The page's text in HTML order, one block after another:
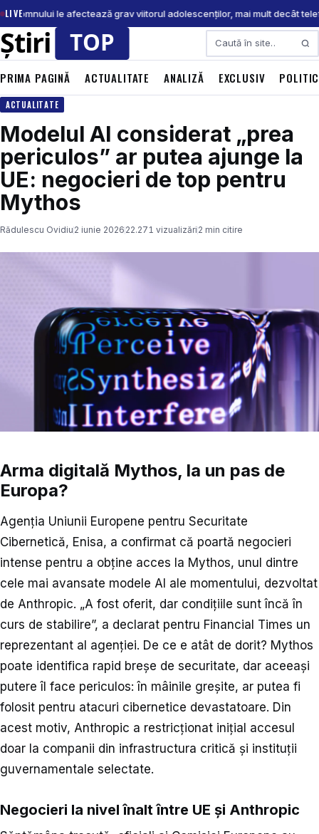
LIVEsomnului le afectează grav viitorul adolescenților, mai mult decât
Caută
PRIMA PAGINĂ ACTUALITATE ANALIZĂ EXCLUSIV
ACTUALITATE
Modelul AI considerat „prea
periculos” ar putea ajunge la
UE: negocieri de top pentru
Mythos
Rădulescu Ovidiu 2 iunie 2026 22.271 vizualizări 2 min citire
Arma digitală Mythos, la un pas de
Europa?
Agenția Uniunii Europene pentru Securitate
Cibernetică, Enisa, a confirmat că poartă negocieri
intense pentru a obține acces la Mythos, unul dintre
cele mai avansate modele AI ale momentului, dezvoltat
de Anthropic. „A fost oferit, dar condițiile sunt încă în
curs de stabilire”, a declarat pentru Financial Times un
reprezentant al agenției. De ce e atât de dorit? Mythos
poate identifica rapid breșe de securitate, dar aceeași
putere îl face periculos: în mâinile greșite, ar putea fi
folosit pentru atacuri cibernetice devastatoare. Din
acest motiv, Anthropic a restricționat inițial accesul
doar la companii din infrastructura critică și instituții
guvernamentale selectate.
Negocieri la nivel înalt între UE și Anthropic